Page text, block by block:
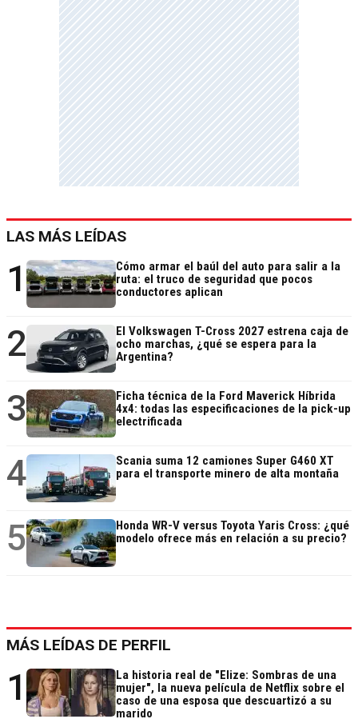
LAS MÁS LEÍDAS
1
Cómo armar el baúl del auto para salir a la
ruta: el truco de seguridad que pocos
conductores aplican
2
El Volkswagen T-Cross 2027 estrena caja de
ocho marchas, ¿qué se espera para la
Argentina?
3
Ficha técnica de la Ford Maverick Híbrida
4x4: todas las especificaciones de la pick-up
electrificada
4
Scania suma 12 camiones Super G460 XT
para el transporte minero de alta montaña
5
Honda WR-V versus Toyota Yaris Cross: ¿qué
modelo ofrece más en relación a su precio?
MÁS LEÍDAS DE PERFIL
1
La historia real de "Elize: Sombras de una
mujer", la nueva película de Netflix sobre el
caso de una esposa que descuartizó a su
marido